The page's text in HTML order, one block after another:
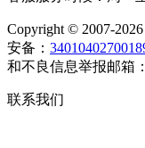
Copyright © 2007-2026
安备：
和不良信息举报邮箱
联系我们